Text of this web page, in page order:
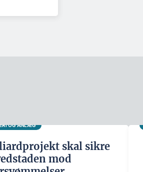
OG ANLÆG
skal sikre
mod